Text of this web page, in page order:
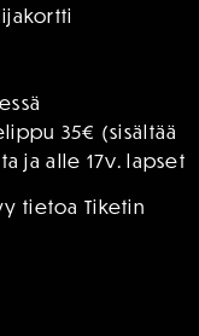
35€ (sisältää
ja alle 17v. lapset
tietoa Tiketin